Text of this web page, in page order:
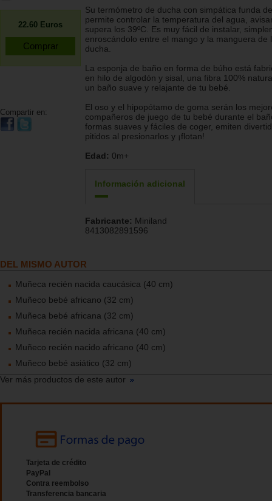
22.60 Euros
Compartir en:
Su termómetro de ducha con simpática funda
permite controlar la temperatura del agua,
supera los 39ºC. Es muy fácil de instalar,
enroscándolo entre el mango y la manguera de
ducha.
La esponja de baño en forma de búho está
en hilo de algodón y sisal, una fibra 100%
un baño suave y relajante de tu bebé.
El oso y el hipopótamo de goma serán los
compañeros de juego de tu bebé durante el
formas suaves y fáciles de coger, emiten
pitidos al presionarlos y ¡flotan!
Edad: 0m+
Información adicional
Fabricante: Miniland
8413082891596
DEL MISMO AUTOR
Muñeca recién nacida caucásica (40 cm)
Muñeco bebé africano (32 cm)
Muñeca bebé africana (32 cm)
Muñeca recién nacida africana (40 cm)
Muñeco recién nacido africano (40 cm)
Muñeco bebé asiático (32 cm)
Ver más productos de este autor
Tarjeta de crédito
PayPal
Contra reembolso
Transferencia bancaria